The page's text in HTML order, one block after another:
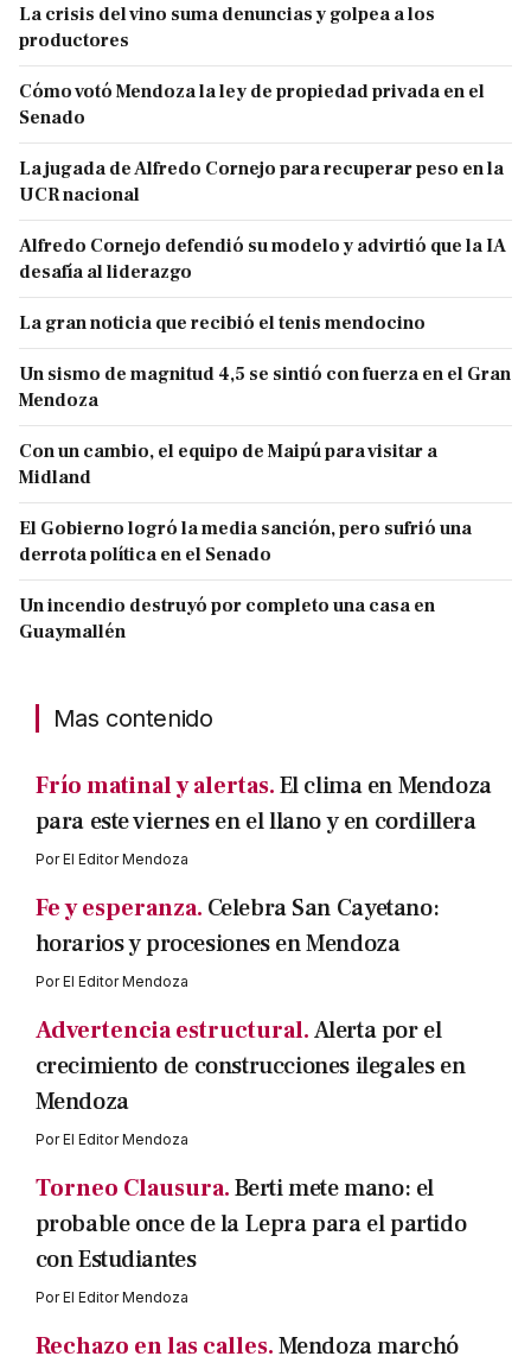
La crisis del vino suma denuncias y golpea a los
productores
Cómo votó Mendoza la ley de propiedad privada en el
Senado
La jugada de Alfredo Cornejo para recuperar peso en la
UCR nacional
Alfredo Cornejo defendió su modelo y advirtió que la IA
desafía al liderazgo
La gran noticia que recibió el tenis mendocino
Un sismo de magnitud 4,5 se sintió con fuerza en el Gran
Mendoza
Con un cambio, el equipo de Maipú para visitar a
Midland
El Gobierno logró la media sanción, pero sufrió una
derrota política en el Senado
Un incendio destruyó por completo una casa en
Guaymallén
Mas contenido
Frío matinal y alertas.El clima en Mendoza
para este viernes en el llano y en cordillera
PorEl Editor Mendoza
Fe y esperanza. Celebra San Cayetano:
horarios y procesiones en Mendoza
PorEl Editor Mendoza
Advertencia estructural.Alerta por el
crecimiento de construcciones ilegales en
Mendoza
PorEl Editor Mendoza
Torneo Clausura.Berti mete mano: el
probable once de la Lepra para el partido
con Estudiantes
PorEl Editor Mendoza
Rechazo en las calles.Mendoza marchó